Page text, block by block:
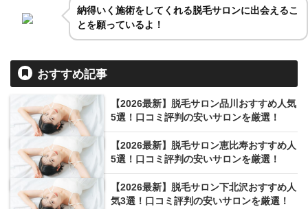
納得いく施術をしてくれる脱毛サロンに出会えるこ
とを願っているよ！
おすすめ記事
【2026最新】脱毛サロン品川おすすめ人気
5選！口コミ評判の安いサロンを厳選！
【2026最新】脱毛サロン恵比寿おすすめ人
5選！口コミ評判の安いサロンを厳選！
【2026最新】脱毛サロン下北沢おすすめ人
気3選！口コミ評判の安いサロンを厳選！